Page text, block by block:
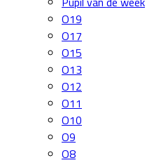
O19
O17
O15
O13
O12
O11
O10
O9
O8